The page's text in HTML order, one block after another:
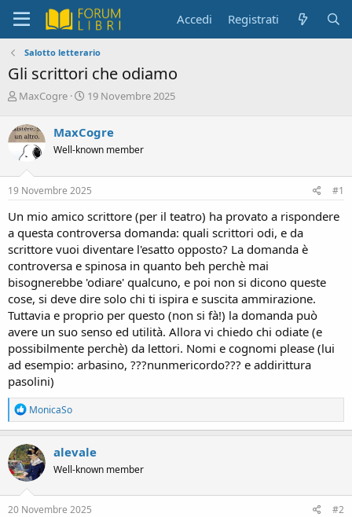
Accedi Registrati
Salotto letterario
Gli scrittori che odiamo
C
e
a
t
r
e
i
s
c
u
s
i
o
n
e
MaxCogre
D
a
d
i
n
z
i
o
19 Novembre 2025
MaxCogre
Well-known member
19 Novembre 2025 #1
Un mio amico scrittore (per il teatro) ha provato a rispondere
a questa controversa domanda: quali scrittori odi, e da
scrittore vuoi diventare l'esatto opposto? La domanda è
controversa e spinosa in quanto beh perchè mai
bisognerebbe 'odiare' qualcuno, e poi non si dicono queste
cose, si deve dire solo chi ti ispira e suscita ammirazione.
Tuttavia e proprio per questo (non si fà!) la domanda può
avere un suo senso ed utilità. Allora vi chiedo chi odiate (e
possibilmente perchè) da lettori. Nomi e cognomi please (lui
ad esempio: arbasino, ???nunmericordo??? e addirittura
pasolini)
R
e
a
c
t
i
o
n
s
MonicaSo
alevale
Well-known member
20 Novembre 2025 #2